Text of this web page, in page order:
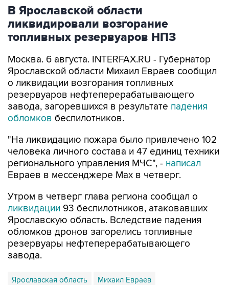
В Ярославской области
ликвидировали возгорание
топливных резервуаров НПЗ
Москва. 6 августа. INTERFAX.RU - Губернатор
Ярославской области Михаил Евраев сообщил
о ликвидации возгорания топливных
резервуаров нефтеперерабатывающего
завода, загоревшихся в результате падения
обломков беспилотников.
"На ликвидацию пожара было привлечено 102
человека личного состава и 47 единиц техники
регионального управления МЧС", - написал
Евраев в мессенджере Мах в четверг.
Утром в четверг глава региона сообщал о
ликвидации 93 беспилотников, атаковавших
Ярославскую область. Вследствие падения
обломков дронов загорелись топливные
резервуары нефтеперерабатывающего
завода.
Ярославская область Михаил Евраев